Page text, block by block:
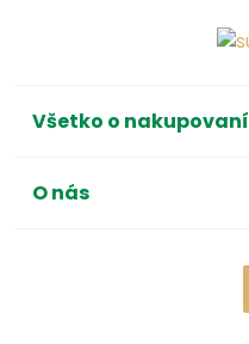
Všetko o nakupovaní
O nás